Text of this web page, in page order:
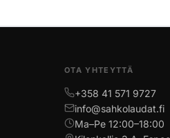
OTA YHTEYTTÄ
+358 41 571 9727
info@sahkolaudat.fi
Ma–Pe 12:00–18:00